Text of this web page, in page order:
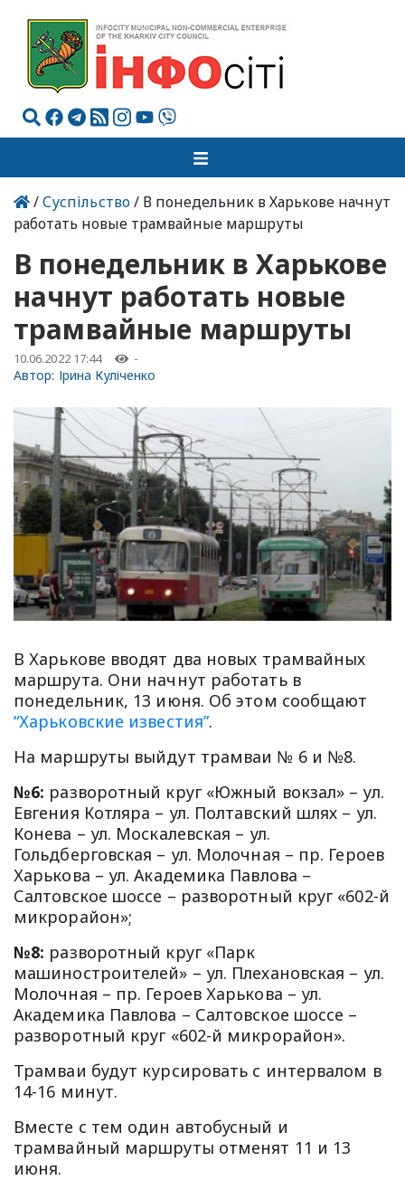
/Суспільство/ В понедельник в Харькове начнут
работать новые трамвайные маршруты
В понедельник в Харькове
начнут работать новые
трамвайные маршруты
10.06.2022 17:44 -
Автор: Ірина Куліченко
В Харькове вводят два новых трамвайных
маршрута. Они начнут работать в
понедельник, 13 июня. Об этом сообщают
“Харьковские известия”.
На маршруты выйдут трамваи № 6 и №8.
№6: разворотный круг «Южный вокзал» – ул.
Евгения Котляра – ул. Полтавский шлях – ул.
Конева – ул. Москалевская – ул.
Гольдберговская – ул. Молочная – пр. Героев
Харькова – ул. Академика Павлова –
Салтовское шоссе – разворотный круг «602-й
микрорайон»;
№8: разворотный круг «Парк
машиностроителей» – ул. Плехановская – ул.
Молочная – пр. Героев Харькова – ул.
Академика Павлова – Салтовское шоссе –
разворотный круг «602-й микрорайон».
Трамваи будут курсировать с интервалом в
14-16 минут.
Вместе с тем один автобусный и
трамвайный маршруты отменят 11 и 13
июня.